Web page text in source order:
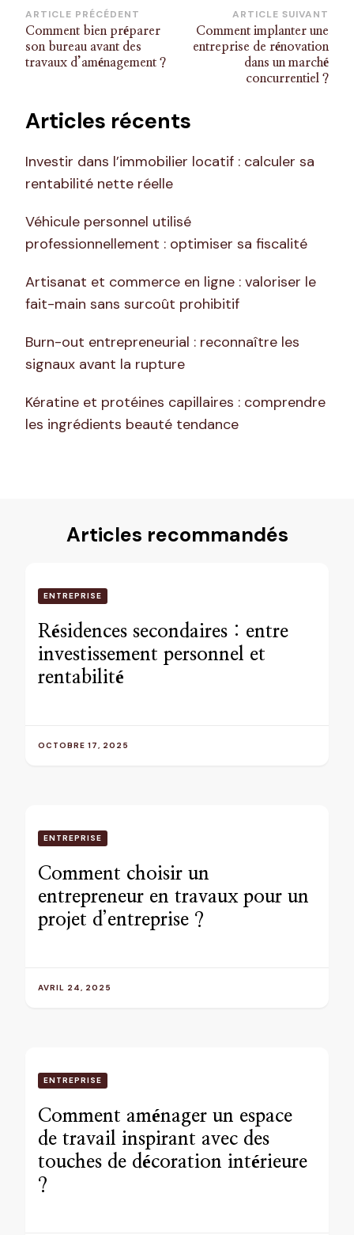
Navigation
d’article
ARTICLE PRÉCÉDENT
Comment bien préparer
son bureau avant des
travaux d’aménagement ?
ARTICLE SUIVANT
Comment implanter une
entreprise de rénovation
dans un marché
concurrentiel ?
Articles récents
Investir dans l’immobilier locatif : calculer sa
rentabilité nette réelle
Véhicule personnel utilisé
professionnellement : optimiser sa fiscalité
Artisanat et commerce en ligne : valoriser le
fait-main sans surcoût prohibitif
Burn-out entrepreneurial : reconnaître les
signaux avant la rupture
Kératine et protéines capillaires : comprendre
les ingrédients beauté tendance
Articles recommandés
ENTREPRISE
Résidences secondaires : entre
investissement personnel et
rentabilité
OCTOBRE 17, 2025
ENTREPRISE
Comment choisir un
entrepreneur en travaux pour un
projet d’entreprise ?
AVRIL 24, 2025
ENTREPRISE
Comment aménager un espace
de travail inspirant avec des
touches de décoration intérieure
?